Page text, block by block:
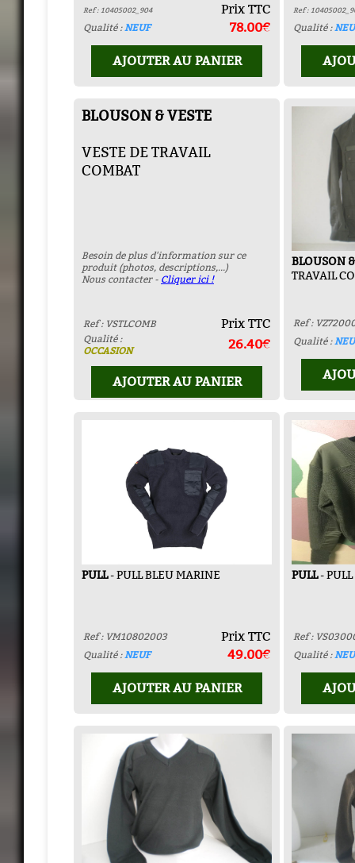
Ref : 10405002_904 Prix TTC
Qualité :NEUF 78.00€
AJOUTER AU PANIER
Ref :
Qualité :
BLOUSON & VESTE
VESTE DE TRAVAIL
COMBAT
Besoin de plus d'information sur ce
produit (photos, descriptions,...)
Nous contacter - Cliquer ici !
Ref : VSTLCOMB Prix TTC
Qualité :
OCCASION
26.40€
AJOUTER AU PANIER
BLOUSON
TRAVAIL
Ref :
Qualité :
PULL- PULL BLEU MARINE
Ref : VM10802003 Prix TTC
Qualité :NEUF 49.00€
AJOUTER AU PANIER
PULL-
Ref :
Qualité :